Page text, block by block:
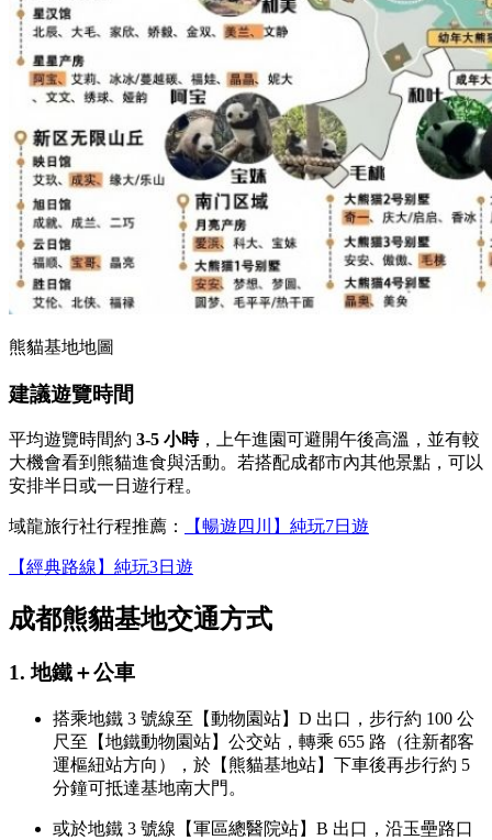
熊貓基地地圖
建議遊覽時間
平均遊覽時間約 3-5 小時，上午進園可避開午後高溫，並有較
大機會看到熊貓進食與活動。若搭配成都市內其他景點，可以
安排半日或一日遊行程。
域龍旅行社行程推薦： 【暢遊四川】純玩7日遊
【經典路線】純玩3日遊
成都熊貓基地交通方式
1. 地鐵＋公車
搭乘地鐵 3 號線至【動物園站】D 出口，步行約 100 公
尺至【地鐵動物園站】公交站，轉乘 655 路（往新都客
運樞紐站方向），於【熊貓基地站】下車後再步行約 5
分鐘可抵達基地南大門。
或於地鐵 3 號線【軍區總醫院站】B 出口，沿玉壘路口